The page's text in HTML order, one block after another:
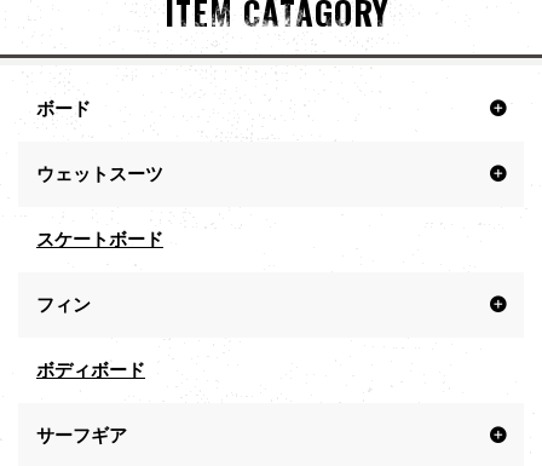
ITEM CATAGORY
ボード
ウェットスーツ
スケートボード
フィン
ボディボード
サーフギア